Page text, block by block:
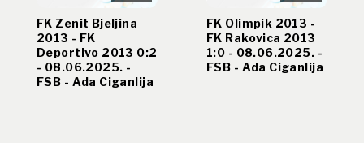
FK Zenit Bjeljina
2013 - FK
Deportivo 2013 0:2
- 08.06.2025. -
FSB - Ada Ciganlija
FK Olimpik 2013 -
FK Rakovica 2013
1:0 - 08.06.2025. -
FSB - Ada Ciganlija